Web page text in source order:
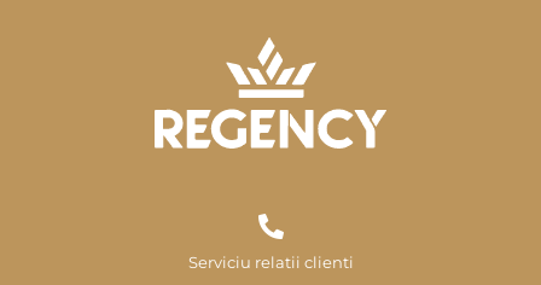
Serviciu relatii clienti